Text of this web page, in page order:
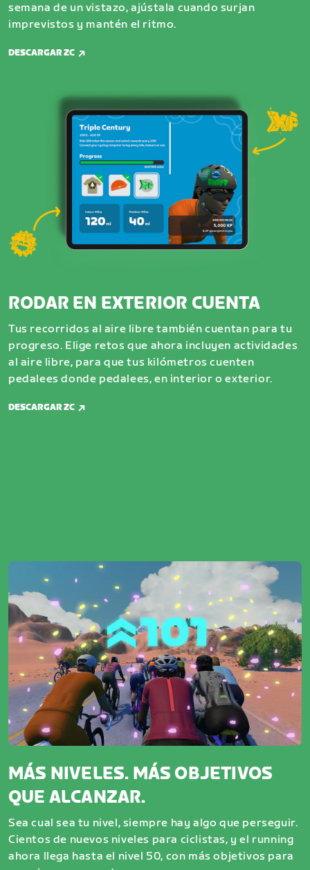
semana de un vistazo, ajústala cuando surjan
imprevistos y mantén el ritmo.
DESCARGAR ZC
RODAR EN EXTERIOR CUENTA
Tus recorridos al aire libre también cuentan para tu
progreso. Elige retos que ahora incluyen actividades
al aire libre, para que tus kilómetros cuenten
pedalees donde pedalees, en interior o exterior.
DESCARGAR ZC
MÁS NIVELES. MÁS OBJETIVOS
QUE ALCANZAR.
Sea cual sea tu nivel, siempre hay algo que perseguir.
Cientos de nuevos niveles para ciclistas, y el running
ahora llega hasta el nivel 50, con más objetivos para